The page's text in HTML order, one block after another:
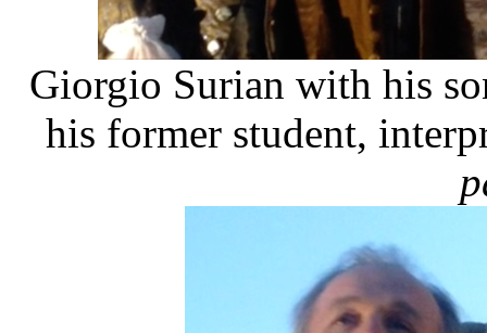
Giorgio Surian with his
his former student,